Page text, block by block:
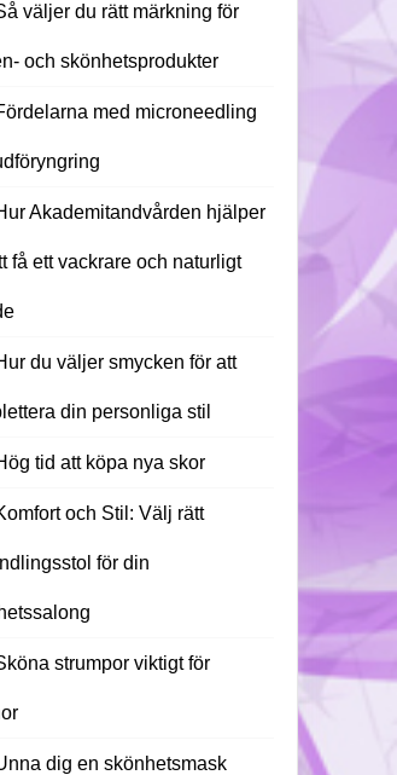
väljer du rätt märkning för
och skönhetsprodukter
med microneedling
Akademitandvården hjälper
få ett vackrare och naturligt
du väljer smycken för att
din personliga stil
tid att köpa nya skor
och Stil: Välj rätt
för din
strumpor viktigt för
dig en skönhetsmask